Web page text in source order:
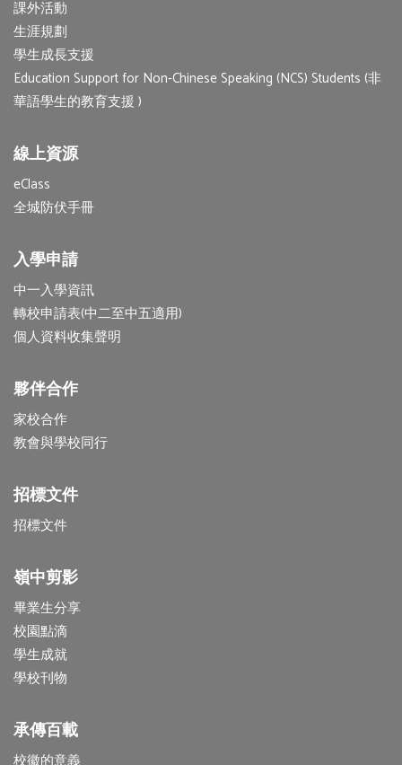
課外活動
生涯規劃
學生成長支援
Education Support for Non-Chinese Speaking (NCS) Students (非
華語學生的教育支援 )
線上資源
eClass
全城防伏手冊
入學申請
中一入學資訊
轉校申請表(中二至中五適用)
個人資料收集聲明
夥伴合作
家校合作
教會與學校同行
招標文件
招標文件
嶺中剪影
畢業生分享
校園點滴
學生成就
學校刊物
承傳百載